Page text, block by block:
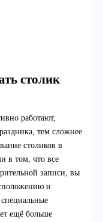
столик
работают,
тем сложнее
столиков в
в том, что все
записи, вы
и
ещё больше